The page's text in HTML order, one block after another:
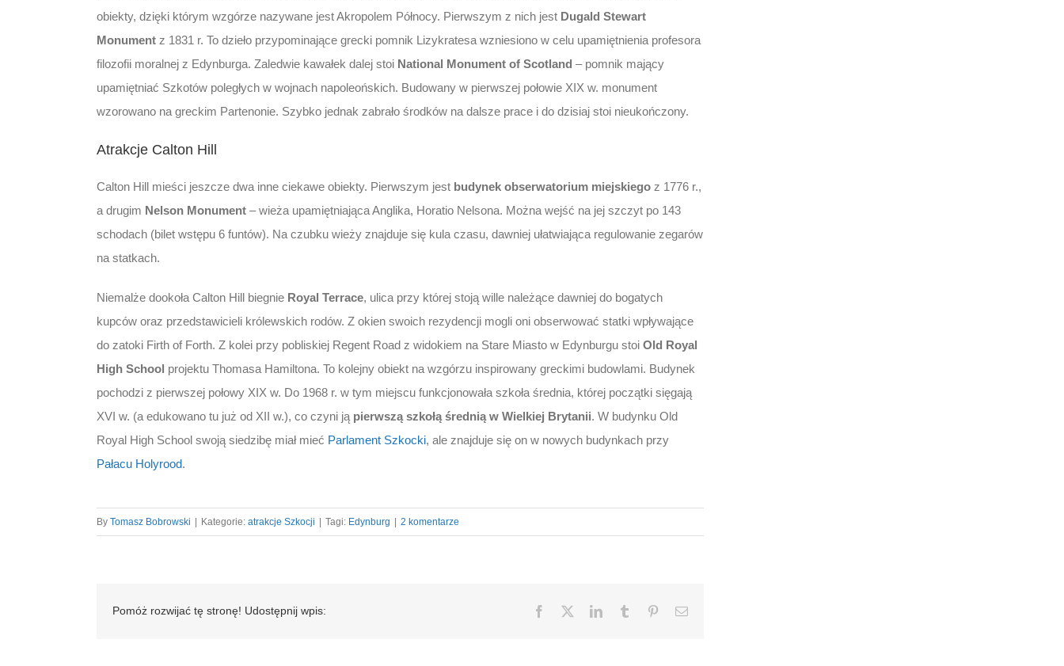
obiekty, dzięki którym wzgórze nazywane jest Akropolem Północy. Pierwszym z nich jest Dugald Stewart
Monumentz 1831 r. To dzieło przypominające grecki pomnik Lizykratesa wzniesiono w celu upamiętnienia profesora
filozofii moralnej z Edynburga. Zaledwie kawałek dalej stoiNational Monument of Scotland – pomnik mający
upamiętniać Szkotów poległych w wojnach napoleońskich. Budowany w pierwszej połowie XIX w. monument
wzorowano na greckim Partenonie. Szybko jednak zabrało środków na dalsze prace i do dzisiaj stoi nieukończony.
Atrakcje Calton Hill
Calton Hill mieści jeszcze dwa inne ciekawe obiekty. Pierwszym jest budynek obserwatorium miejskiegoz 1776 r.,
a drugim Nelson Monument– wieża upamiętniająca Anglika, Horatio Nelsona. Można wejść na jej szczyt po 143
schodach (bilet wstępu 6 funtów). Na czubku wieży znajduje się kula czasu, dawniej ułatwiająca regulowanie zegarów
na statkach.
Niemalże dookoła Calton Hill biegnie Royal Terrace, ulica przy której stoją wille należące dawniej do bogatych
kupców oraz przedstawicieli królewskich rodów. Z okien swoich rezydencji mogli oni obserwować statki wpływające
do zatoki Firth of Forth. Z kolei przy pobliskiej Regent Road z widokiem na Stare Miasto w Edynburgu stoi Old Royal
High School projektu Thomasa Hamiltona. To kolejny obiekt na wzgórzu inspirowany greckimi budowlami. Budynek
pochodzi z pierwszej połowy XIX w. Do 1968 r. w tym miejscu funkcjonowała szkoła średnia, której początki sięgają
XVI w. (a edukowano tu już od XII w.), co czyni ją pierwszą szkołą średnią w Wielkiej Brytanii. W budynku Old
Royal High School swoją siedzibę miał mieć Parlament Szkocki, ale znajduje się on w nowych budynkach przy
Pałacu Holyrood.
By Tomasz Bobrowski | Kategorie: atrakcje Szkocji | Tagi: Edynburg | 2 komentarze
Pomóż rozwijać tę stronę! Udostępnij wpis: Facebook LinkedInTumblr PinterestEmail